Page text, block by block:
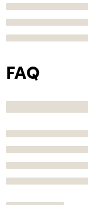
FAQ